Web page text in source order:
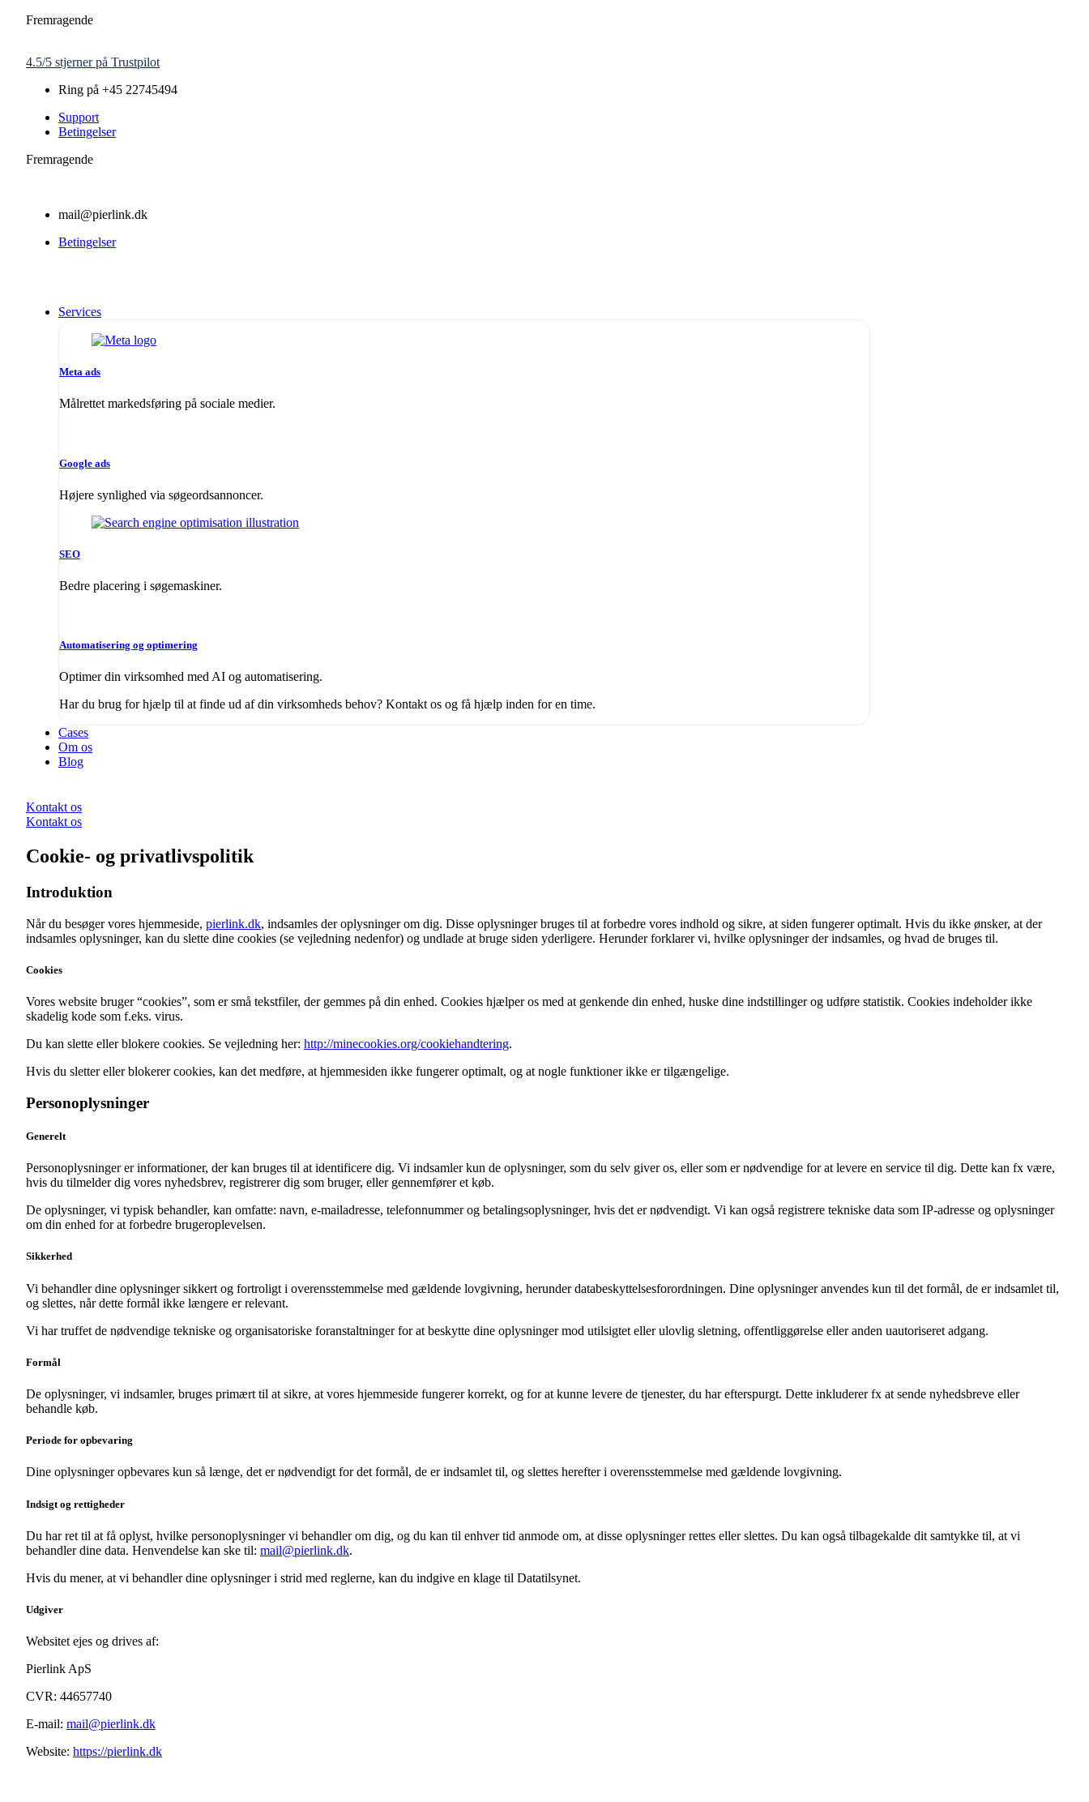
SkipFremragende
4.5/5 stjerner på Trustpilot
Ring på +45 22745494
Support
Betingelser
Fremragende
mail@pierlink.dk
Betingelser
Services
Meta ads
Målrettet markedsføring på sociale medier.
Google ads
Højere synlighed via søgeordsannoncer.
SEO
Bedre placering i søgemaskiner.
Automatisering og optimering
Optimer din virksomhed med AI og automatisering.
Har du brug for hjælp til at finde ud af din virksomheds behov? Kontakt os og få hjælp inden for en time.
Cases
Om os
Blog
Kontakt os
Kontakt os
Cookie- og privatlivspolitik
Introduktion
Når du besøger vores hjemmeside, pierlink.dk, indsamles der oplysninger om dig. Disse oplysninger bruges til at forbedre vores indhold og sikre, at siden fungerer optimalt. Hvis du ikke ønsker, at der
indsamles oplysninger, kan du slette dine cookies (se vejledning nedenfor) og undlade at bruge siden yderligere. Herunder forklarer vi, hvilke oplysninger der indsamles, og hvad de bruges til.
Cookies
Vores website bruger “cookies”, som er små tekstfiler, der gemmes på din enhed. Cookies hjælper os med at genkende din enhed, huske dine indstillinger og udføre statistik. Cookies indeholder ikke
skadelig kode som f.eks. virus.
Du kan slette eller blokere cookies. Se vejledning her: http://minecookies.org/cookiehandtering.
Hvis du sletter eller blokerer cookies, kan det medføre, at hjemmesiden ikke fungerer optimalt, og at nogle funktioner ikke er tilgængelige.
Personoplysninger
Generelt
Personoplysninger er informationer, der kan bruges til at identificere dig. Vi indsamler kun de oplysninger, som du selv giver os, eller som er nødvendige for at levere en service til dig. Dette kan fx være,
hvis du tilmelder dig vores nyhedsbrev, registrerer dig som bruger, eller gennemfører et køb.
De oplysninger, vi typisk behandler, kan omfatte: navn, e-mailadresse, telefonnummer og betalingsoplysninger, hvis det er nødvendigt. Vi kan også registrere tekniske data som IP-adresse og oplysninger
om din enhed for at forbedre brugeroplevelsen.
Sikkerhed
Vi behandler dine oplysninger sikkert og fortroligt i overensstemmelse med gældende lovgivning, herunder databeskyttelsesforordningen. Dine oplysninger anvendes kun til det formål, de er indsamlet til,
og slettes, når dette formål ikke længere er relevant.
Vi har truffet de nødvendige tekniske og organisatoriske foranstaltninger for at beskytte dine oplysninger mod utilsigtet eller ulovlig sletning, offentliggørelse eller anden uautoriseret adgang.
Formål
De oplysninger, vi indsamler, bruges primært til at sikre, at vores hjemmeside fungerer korrekt, og for at kunne levere de tjenester, du har efterspurgt. Dette inkluderer fx at sende nyhedsbreve eller
behandle køb.
Periode for opbevaring
Dine oplysninger opbevares kun så længe, det er nødvendigt for det formål, de er indsamlet til, og slettes herefter i overensstemmelse med gældende lovgivning.
Indsigt og rettigheder
Du har ret til at få oplyst, hvilke personoplysninger vi behandler om dig, og du kan til enhver tid anmode om, at disse oplysninger rettes eller slettes. Du kan også tilbagekalde dit samtykke til, at vi
behandler dine data. Henvendelse kan ske til: mail@pierlink.dk.
Hvis du mener, at vi behandler dine oplysninger i strid med reglerne, kan du indgive en klage til Datatilsynet.
Udgiver
Websitet ejes og drives af:
Pierlink ApS
CVR: 44657740
E-mail: mail@pierlink.dk
Website: https://pierlink.dk